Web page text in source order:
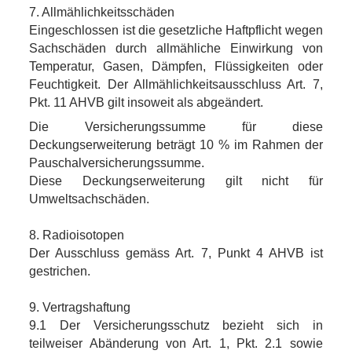
7. Allmählichkeitsschäden
Eingeschlossen ist die gesetzliche Haftpflicht wegen
Sachschäden durch allmähliche Einwirkung von
Temperatur, Gasen, Dämpfen, Flüssigkeiten oder
Feuchtigkeit. Der Allmählichkeitsausschluss Art. 7,
Pkt. 11 AHVB gilt insoweit als abgeändert.
Die Versicherungssumme für diese
Deckungserweiterung beträgt 10 % im Rahmen der
Pauschalversicherungssumme.
Diese Deckungserweiterung gilt nicht für
Umweltsachschäden.
8. Radioisotopen
Der Ausschluss gemäss Art. 7, Punkt 4 AHVB ist
gestrichen.
9. Vertragshaftung
9.1 Der Versicherungsschutz bezieht sich in
teilweiser Abänderung von Art. 1, Pkt. 2.1 sowie